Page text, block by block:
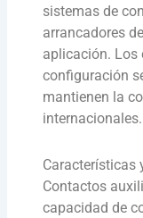
sistemas de
arrancadores
aplicación. Los
configuración
mantienen la
internacionales.
Características
Contactos
capacidad de